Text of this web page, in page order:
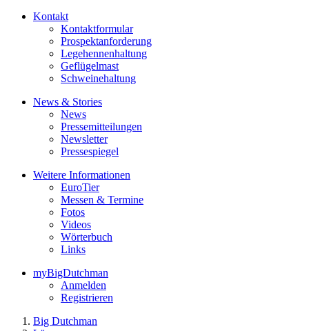
Kontakt
Kontaktformular
Prospektanforderung
Legehennenhaltung
Geflügelmast
Schweinehaltung
News & Stories
News
Pressemitteilungen
Newsletter
Pressespiegel
Weitere Informationen
EuroTier
Messen & Termine
Fotos
Videos
Wörterbuch
Links
myBigDutchman
Anmelden
Registrieren
Big Dutchman